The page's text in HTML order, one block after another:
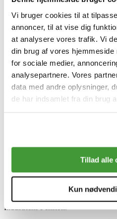
Vi bruger cookies til at
annoncer, til at vise dig
at analysere vores trafik. Vi
din brug af vores
for sociale medier,
analysepartnere. Vores
data med andre oplysninger,
de har indsamlet fra din brug
Tillad alle
Kun
Ansvarlige
Afkast
Aktiver
Nyheder
Karriere
English
Log på Min side med MitID Log
Langtidssyge Sonny Andersen er
medlemmer, som siden februar i år
ret til en forsikringsudbetaling fra
I begyndelsen af februar modtog
fra Styrelsen for Arbejdsmarked
indeholdt en opfordring til at
langtidssygemeldt og måske kunne
Industriens Pension.